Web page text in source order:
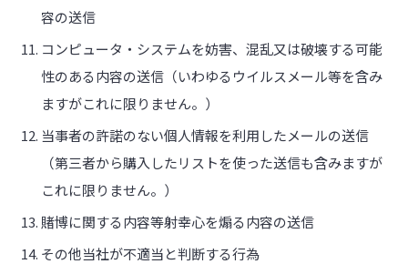
容の送信
コンピュータ・システムを妨害、混乱又は破壊する可能
性のある内容の送信（いわゆるウイルスメール等を含み
ますがこれに限りません。）
当事者の許諾のない個人情報を利用したメールの送信
（第三者から購入したリストを使った送信も含みますが
これに限りません。）
賭博に関する内容等射幸心を煽る内容の送信
その他当社が不適当と判断する行為